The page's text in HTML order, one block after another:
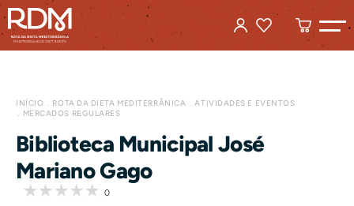
INÍCIO ROTA DA DIETA MEDITERRÂNICA
ATIVIDADES E EVENTOS
MERCADOS REGULARES
Biblioteca Municipal José
Mariano Gago
0